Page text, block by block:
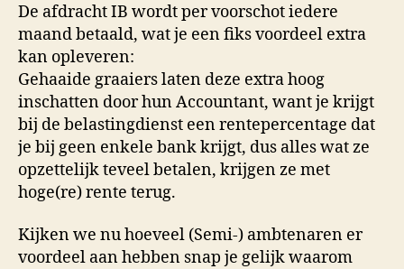
De afdracht IB wordt per voorschot iedere
maand betaald, wat je een fiks voordeel extra
kan opleveren:
Gehaaide graaiers laten deze extra hoog
inschatten door hun Accountant, want je krijgt
bij de belastingdienst een rentepercentage dat
je bij geen enkele bank krijgt, dus alles wat ze
opzettelijk teveel betalen, krijgen ze met
hoge(re) rente terug.
Kijken we nu hoeveel (Semi-) ambtenaren er
voordeel aan hebben snap je gelijk waarom